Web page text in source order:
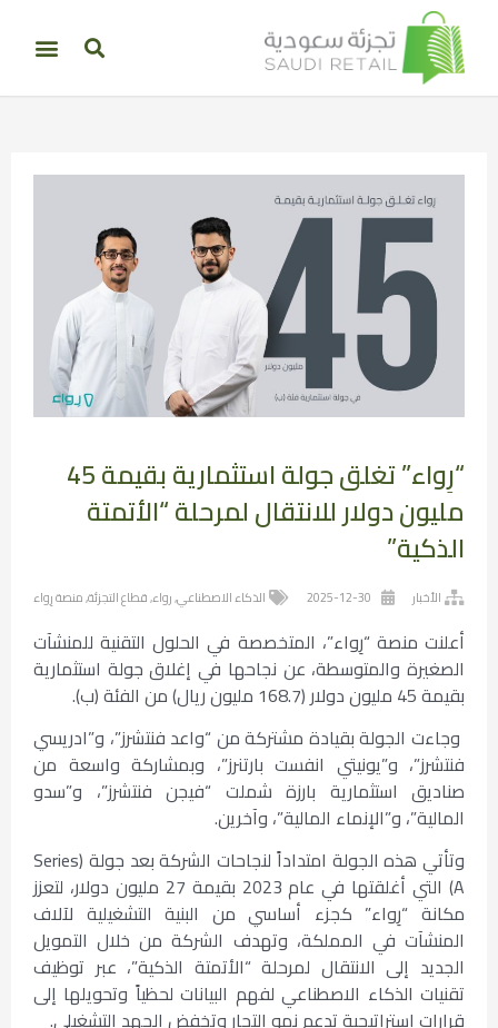
“رِواء” تغلق جولة استثمارية بقيمة 45
مليون دولار للانتقال لمرحلة “الأتمتة
الذكية”
الأخبار 2025-12-30 الذكاء الاصطناعي,رواء,قطاع التجزئة,منصة رِواء
أعلنت منصة “رِواء”، المتخصصة في الحلول التقنية للمنشآت
الصغيرة والمتوسطة، عن نجاحها في إغلاق جولة استثمارية
بقيمة 45 مليون دولار (168.7 مليون ريال) من الفئة (ب).
وجاءت الجولة بقيادة مشتركة من “واعد فنتشرز”، و”ادريسي
فنتشرز”، و”يونيتي انفست بارتنرز”، وبمشاركة واسعة من
صناديق استثمارية بارزة شملت “فيجن فنتشرز”، و”سدو
المالية”، و”الإنماء المالية”، وآخرين.
وتأتي هذه الجولة امتداداً لنجاحات الشركة بعد جولة (Series
A) التي أغلقتها في عام 2023 بقيمة 27 مليون دولار، لتعزز
مكانة “رِواء” كجزء أساسي من البنية التشغيلية لآلاف
المنشآت في المملكة، وتهدف الشركة من خلال التمويل
الجديد إلى الانتقال لمرحلة “الأتمتة الذكية”، عبر توظيف
تقنيات الذكاء الاصطناعي لفهم البيانات لحظياً وتحويلها إلى
قرارات استراتيجية تدعم نمو التجار وتخفض الجهد التشغيلي.